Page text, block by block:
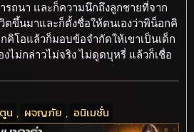
รถนา และก็ความนึกถึงลูกชายที่จาก
ขึ้นมาและก็ตั้งชื่อให้ตนเองว่าพิน็อกคิ
คิโอแล้วก็มอบข้อจำกัดให้เขาเป็นเด็ก
ไม่กล่าวไม่จริง ไม่ดูดบุหรี่ แล้วก็เชื่อ
น , ผจญภัย , อนิเมชั่น